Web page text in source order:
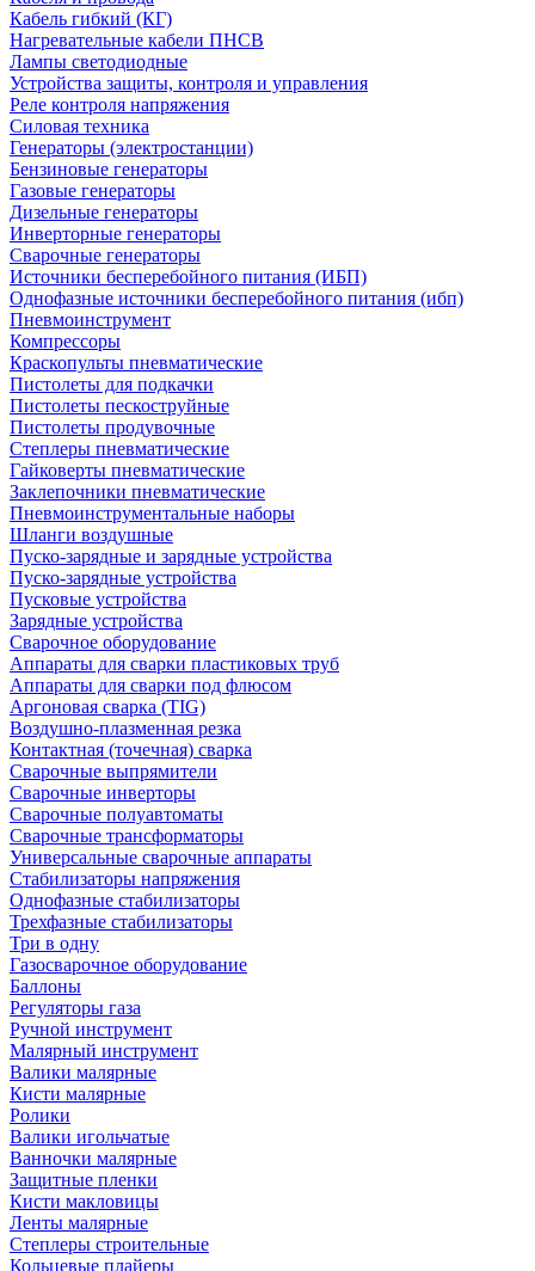
Кабель гибкий (КГ)
Нагревательные кабели ПНСВ
Лампы светодиодные
Устройства защиты, контроля и управления
Реле контроля напряжения
Силовая техника
Генераторы (электростанции)
Бензиновые генераторы
Газовые генераторы
Дизельные генераторы
Инверторные генераторы
Сварочные генераторы
Источники бесперебойного питания (ИБП)
Однофазные источники бесперебойного питания (ибп)
Пневмоинструмент
Компрессоры
Краскопульты пневматические
Пистолеты для подкачки
Пистолеты пескоструйные
Пистолеты продувочные
Степлеры пневматические
Гайковерты пневматические
Заклепочники пневматические
Пневмоинструментальные наборы
Шланги воздушные
Пуско-зарядные и зарядные устройства
Пуско-зарядные устройства
Пусковые устройства
Зарядные устройства
Сварочное оборудование
Аппараты для сварки пластиковых труб
Аппараты для сварки под флюсом
Аргоновая сварка (TIG)
Воздушно-плазменная резка
Контактная (точечная) сварка
Сварочные выпрямители
Сварочные инверторы
Сварочные полуавтоматы
Сварочные трансформаторы
Универсальные сварочные аппараты
Стабилизаторы напряжения
Однофазные стабилизаторы
Трехфазные стабилизаторы
Три в одну
Газосварочное оборудование
Баллоны
Регуляторы газа
Ручной инструмент
Малярный инструмент
Валики малярные
Кисти малярные
Ролики
Валики игольчатые
Ванночки малярные
Защитные пленки
Кисти макловицы
Ленты малярные
Степлеры строительные
Кольцевые плайеры